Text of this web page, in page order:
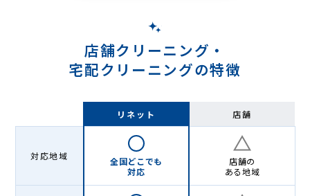
店舗クリーニング・
宅配クリーニングの特徴
リネット 店舗
対応地域
全国どこでも
対応
店舗の
ある地域